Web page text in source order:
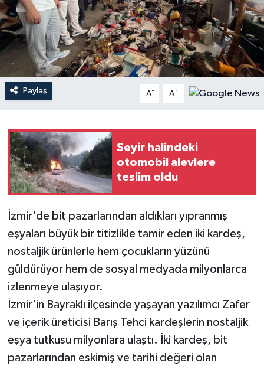
Paylaş A- A+
Seyir halindeki
otomobil alevlere
teslim oldu
İzmir'de bit pazarlarından aldıkları yıpranmış
eşyaları büyük bir titizlikle tamir eden iki kardeş,
nostaljik ürünlerle hem çocukların yüzünü
güldürüyor hem de sosyal medyada milyonlarca
izlenmeye ulaşıyor.
İzmir'in Bayraklı ilçesinde yaşayan yazılımcı Zafer
ve içerik üreticisi Barış Tehci kardeşlerin nostaljik
eşya tutkusu milyonlara ulaştı. İki kardeş, bit
pazarlarından eskimiş ve tarihi değeri olan